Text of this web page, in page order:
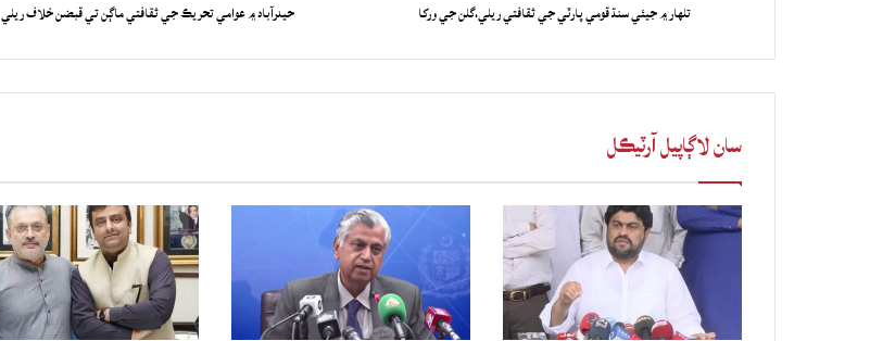
تلهار ۾ جيئي سنڌ قومي پارٽي جي ثقافتي ريلي،گلن جي ورکا حيدرآباد ۾ عوامي تحريڪ جي ثقافتي ماڳن تي قبضن خلاف ريلي
سان لاڳاپيل آرٽيڪل